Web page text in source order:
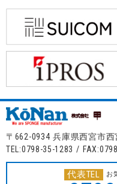
〒662-0934 兵庫県西宮市西
TEL:0798-35-1283 /
代表TEL お